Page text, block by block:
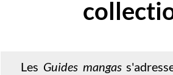
Les Guides mangas